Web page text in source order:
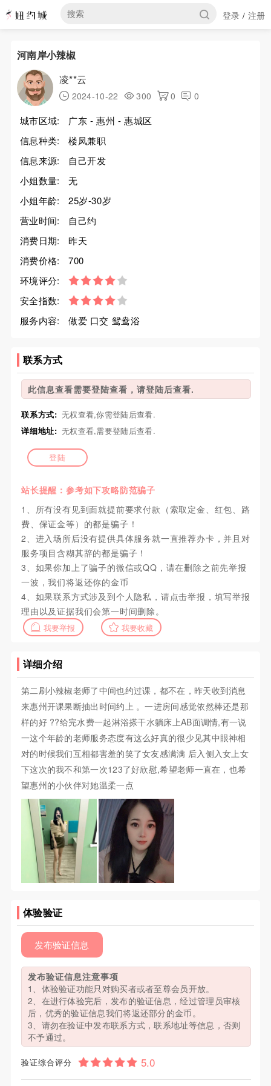
登录 / 注册
河南岸小辣椒
凌**云
2024-10-22 300 0 0
城市区域:
广东 - 惠州 - 惠城区
信息种类:
楼凤兼职
信息来源:
自己开发
小姐数量:
无
小姐年龄:
25岁-30岁
营业时间:
自己约
消费日期:
昨天
消费价格:
700
环境评分:
安全指数:
服务内容:
做爱 口交 鸳鸯浴
联系方式
此信息查看需要登陆查看，请登陆后查看.
联系方式: 无权查看,你需登陆后查看.
详细地址: 无权查看,需要登陆后查看.
登陆
站长提醒：参考如下攻略防范骗子
1、所有没有见到面就提前要求付款（索取定金、红包、路
费、保证金等）的都是骗子！
2、进入场所后没有提供具体服务就一直推荐办卡，并且对
服务项目含糊其辞的都是骗子！
3、如果你加上了骗子的微信或QQ，请在删除之前先举报
一波，我们将返还你的金币
4、如果联系方式涉及到个人隐私，请点击举报，填写举报
理由以及证据我们会第一时间删除。
我要举报 我要收藏
详细介绍
第二刷小辣椒老师了中间也约过课，都不在，昨天收到消息
来惠州开课果断抽出时间约上 。一进房间感觉依然棒还是那
样的好 ??给完水费一起淋浴搽干水躺床上AB面调情,有一说
一这个年龄的老师服务态度有这么好真的很少见其中眼神相
对的时候我们互相都害羞的笑了女友感满满 后入侧入女上女
下这次的我不和第一次123了好欣慰,希望老师一直在，也希
望惠州的小伙伴对她温柔一点
体验验证
发布验证信息
发布验证信息注意事项
1、体验验证功能只对购买者或者至尊会员开放。
2、在进行体验完后，发布的验证信息，经过管理员审核
后，优秀的验证信息我们将返还部分的金币。
3、请勿在验证中发布联系方式，联系地址等信息，否则
不予通过。
验证综合评分